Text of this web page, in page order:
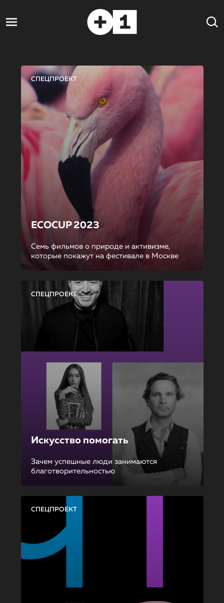
СПЕЦПРОЕКТ
ECOCUP 2023
Семь фильмов о природе и активизме,
которые покажут на фестивале в Москве
СПЕЦПРОЕКТ
Искусство помогать
Зачем успешные люди занимаются
благотворительностью
СПЕЦПРОЕКТ